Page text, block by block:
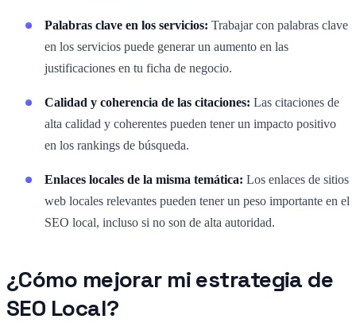
Palabras clave en los servicios: Trabajar con palabras clave
en los servicios puede generar un aumento en las
justificaciones en tu ficha de negocio.
Calidad y coherencia de las citaciones: Las citaciones de
alta calidad y coherentes pueden tener un impacto positivo
en los rankings de búsqueda.
Enlaces locales de la misma temática: Los enlaces de sitios
web locales relevantes pueden tener un peso importante en el
SEO local, incluso si no son de alta autoridad.
¿Cómo mejorar mi estrategia de
SEO Local?